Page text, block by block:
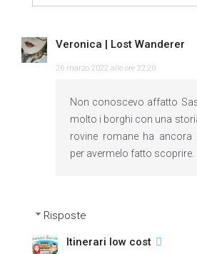
Veronica | Lost Wanderer
26 marzo 2022 alle ore 22:20
Non conoscevo affatto
molto i borghi con una
rovine romane ha ancora
per avermelo fatto scoprire.
Risposte
Itinerari low cost